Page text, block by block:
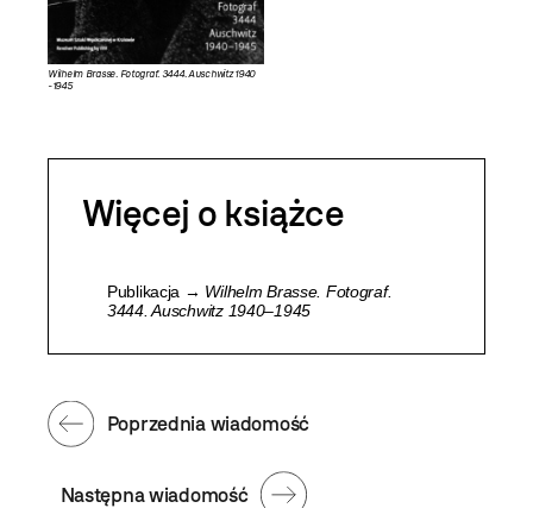
Wilhelm Brasse. Fotograf. 3444. Auschwitz 1940
-1945
Więcej o książce
Publikacja → Wilhelm Brasse. Fotograf.
3444. Auschwitz 1940–1945
Następna wiadomość
Poprzednia wiadomość